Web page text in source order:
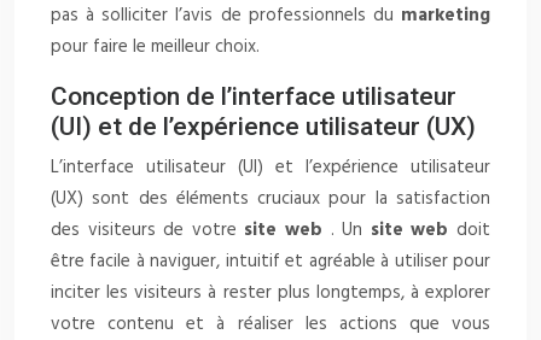
pas à solliciter l’avis de professionnels du marketing
pour faire le meilleur choix.
Conception de l’interface utilisateur
(UI) et de l’expérience utilisateur (UX)
L’interface utilisateur (UI) et l’expérience utilisateur
(UX) sont des éléments cruciaux pour la satisfaction
des visiteurs de votre site web . Un site webdoit
être facile à naviguer, intuitif et agréable à utiliser pour
inciter les visiteurs à rester plus longtemps, à explorer
votre contenu et à réaliser les actions que vous